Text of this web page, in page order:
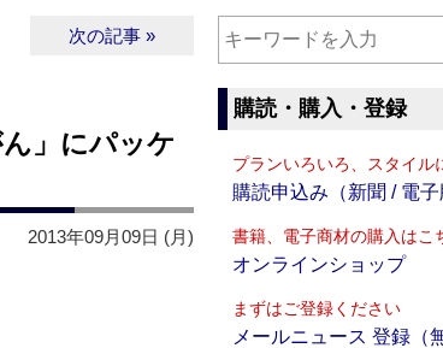
次の記事 »
」にパッケ
2013年09月09日 (月)
購読・購入・登録
プランいろいろ、スタイル
購読申込み（新聞 / 電子
書籍、電子商材の購入はこ
オンラインショップ
まずはご登録ください
メールニュース 登録（